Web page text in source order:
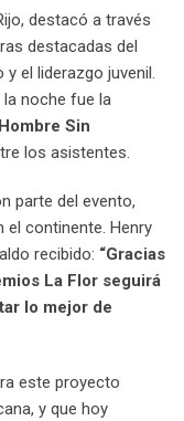
destacó a través
destacadas del
el liderazgo juvenil.
noche fue la
Sin
los asistentes.
parte del evento,
continente. Henry
recibido: “Gracias
La Flor seguirá
lo mejor de
este proyecto
y que hoy